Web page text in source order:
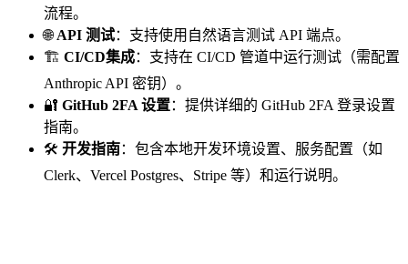
流程。
🌐API 测试：支持使用自然语言测试 API 端点。
🏗️ CI/CD集成：支持在 CI/CD 管道中运行测试（需配置
Anthropic API 密钥）。
🔐 GitHub 2FA 设置：提供详细的 GitHub 2FA 登录设置
指南。
🛠️ 开发指南：包含本地开发环境设置、服务配置（如
Clerk、Vercel Postgres、Stripe 等）和运行说明。